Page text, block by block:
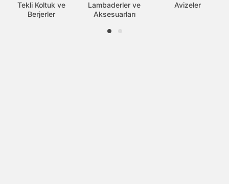
Tekli Koltuk ve
Berjerler
Lambaderler ve
Aksesuarları
Avizeler